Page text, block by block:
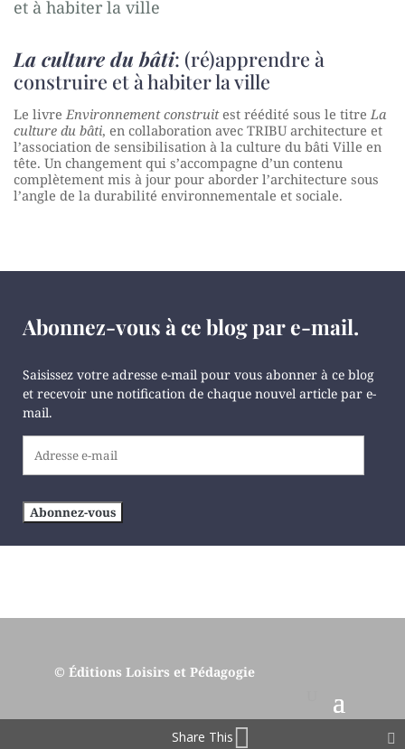
La culture du bâti: (ré)apprendre à
construire et à habiter la ville
Le livreEnvironnement construitest réédité sous le titre La
culture du bâti, en collaboration avec TRIBU architecture et
l’association de sensibilisation à la culture du bâti Ville en
tête. Un changement qui s’accompagne d’un contenu
complètement mis à jour pour aborder l’architecture sous
l’angle de la durabilité environnementale et sociale.
Abonnez-vous à ce blog par e-mail.
Saisissez votre adresse e-mail pour vous abonner à ce blog
et recevoir une notification de chaque nouvel article par e-
mail.
Abonnez-vous
© Éditions Loisirs et Pédagogie
Share This